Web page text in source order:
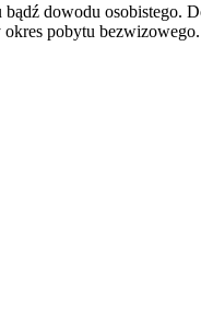
dowodu
pobytu bezwizowego.